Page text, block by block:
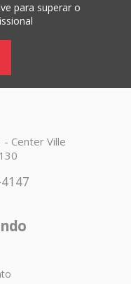
para superar o
- Center Ville